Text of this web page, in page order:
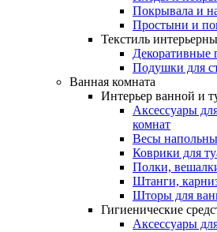
Покрывала и
Простыни и
Текстиль
Декоративные
Подушки для
Ванная комната
Интерьер ванной и
Аксессуары
комнат
Весы
Коврики для
Полки,
Штанги,
Шторы для
Гигиенические
Аксессуары